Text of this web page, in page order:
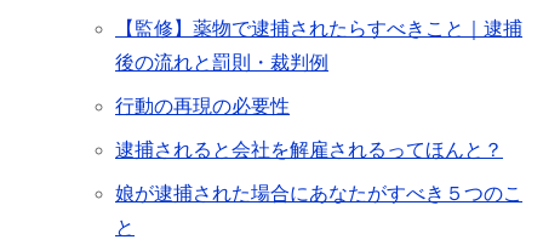
【監修】薬物で逮捕されたらすべきこと｜逮捕
後の流れと罰則・裁判例
行動の再現の必要性
逮捕されると会社を解雇されるってほんと？
娘が逮捕された場合にあなたがすべき５つのこ
と